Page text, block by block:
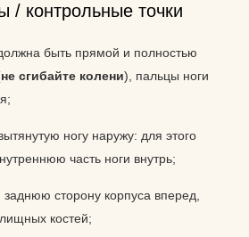
/ контрольные точки
быть прямой и полностью
не сгибайте колени), пальцы ноги
ногу наружу: для этого
часть ноги внутрь;
заднюю сторону корпуса вперед,
костей;